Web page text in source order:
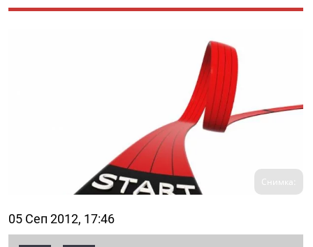
Снимка:
05 Сеп 2012, 17:46